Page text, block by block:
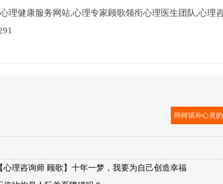
理健康服务网站,心理专家顾歌领衔心理医生团队,心理
用何填补心灵
【心理咨询师 顾歌】十年一梦，我要为自己创造幸福